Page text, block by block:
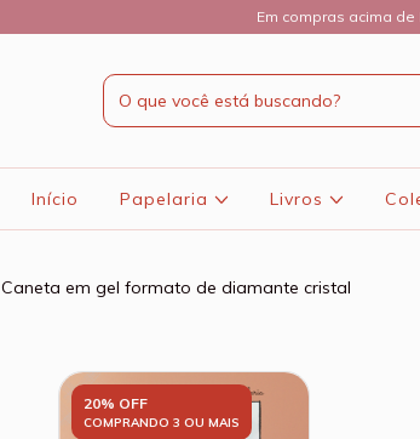
Em compras acima
Início Papelaria Livros
Caneta em gel formato de diamante cristal
20% OFF
COMPRANDO 3 OU MAIS